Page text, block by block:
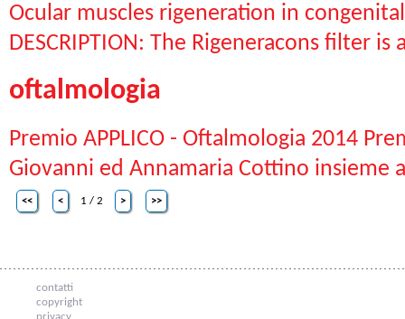
Ocular muscles rigeneration in
DESCRIPTION: The Rigeneracons filter is
oftalmologia
Premio APPLICO - Oftalmologia 2014
Giovanni ed Annamaria Cottino insieme
<< < 1 / 2 > >>
contatti
copyright